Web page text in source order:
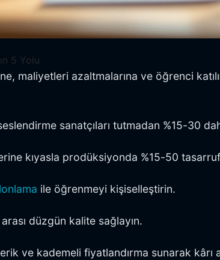
5 Yolu
maliyetleri azaltmalarına ve öğrenci
sanatçıları tutmadan %15-30
kıyasla prodüksiyonda %15-50
ile öğrenmeyi kişiselleştirin.
düzgün kalite sağlayın.
ve kademeli fiyatlandırma sunarak kârı